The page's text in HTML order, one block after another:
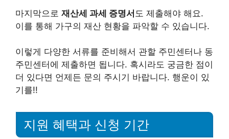
마지막으로 재산세 과세 증명서 도 제출해야 해요.
이를 통해 가구의 재산 현황을 파악할 수 있습니다.
이렇게 다양한 서류를 준비해서 관할 주민센터나 동
주민센터에 제출하면 됩니다. 혹시라도 궁금한 점이
더 있다면 언제든 문의 주시기 바랍니다. 행운이 있
기를!!
지원 혜택과 신청 기간